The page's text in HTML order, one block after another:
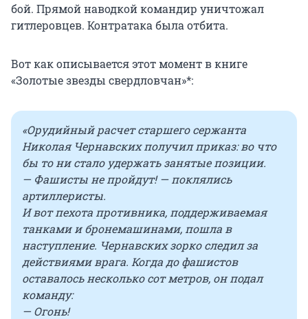
бой. Прямой наводкой командир уничтожал
гитлеровцев. Контратака была отбита.
Вот как описывается этот момент в книге
«Золотые звезды свердловчан»*:
«Орудийный расчет старшего сержанта
Николая Чернавских получил приказ: во что
бы то ни стало удержать занятые позиции.
— Фашисты не пройдут! — поклялись
артиллеристы.
И вот пехота противника, поддерживаемая
танками и бронемашинами, пошла в
наступление. Чернавских зорко следил за
действиями врага. Когда до фашистов
оставалось несколько сот метров, он подал
команду:
— Огонь!